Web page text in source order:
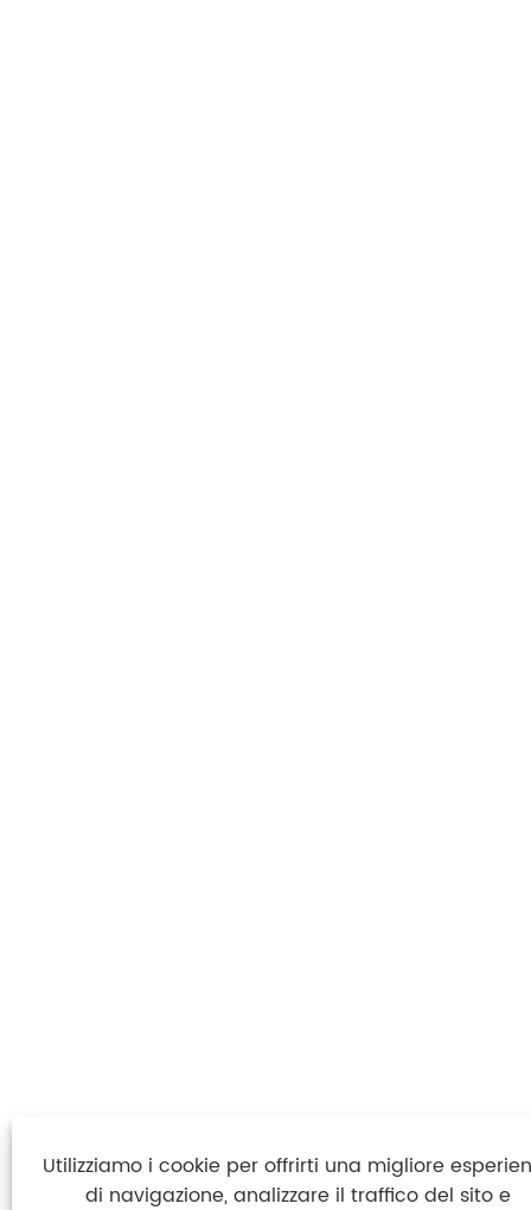
Utilizziamo i cookie per offrirti una migliore
di navigazione, analizzare il traffico del sito e